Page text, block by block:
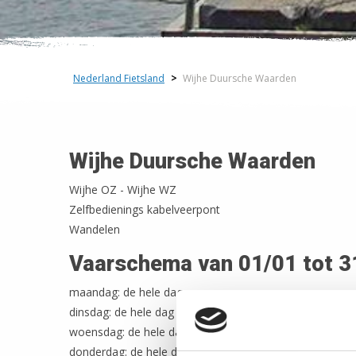
Nederland Fietsland > Wijhe Duursche Waarden
Wijhe Duursche Waarden
Wijhe OZ - Wijhe WZ
Zelfbedienings kabelveerpont
Wandelen
Vaarschema van 01/01 tot
maandag: de hele dag
dinsdag: de hele dag
woensdag: de hele dag
donderdag: de hele dag